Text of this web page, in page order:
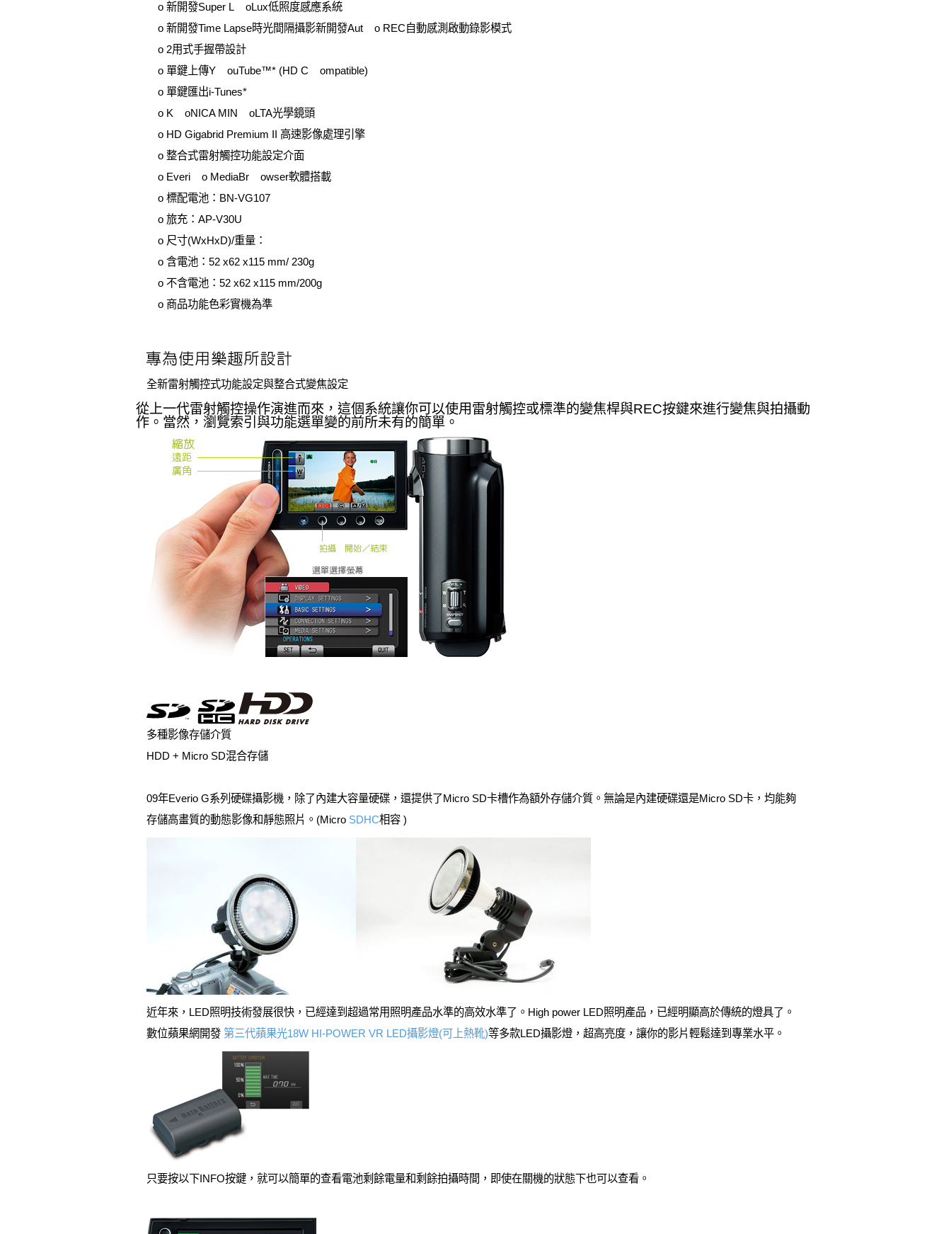
o 新開發Super L oLux低照度感應系統
o 新開發Time Lapse時光間隔攝影新開發Aut o REC自動感測啟動錄影模式
o 2用式手握帶設計
o 單鍵上傳Y ouTube™* (HD C ompatible)
o 單鍵匯出i-Tunes*
o K oNICA MIN oLTA光學鏡頭
o HD Gigabrid Premium II 高速影像處理引擎
o 整合式雷射觸控功能設定介面
o Everi o MediaBr owser軟體搭載
o 標配電池：BN-VG107
o 旅充：AP-V30U
o 尺寸(WxHxD)/重量：
o 含電池：52 x62 x115 mm/ 230g
o 不含電池：52 x62 x115 mm/200g
o 商品功能色彩實機為準
全新雷射觸控式功能設定與整合式變焦設定
從上一代雷射觸控操作演進而來，這個系統讓你可以使用雷射觸控或標準的變焦桿與REC按鍵來進行變焦與拍攝動
作。當然，瀏覽索引與功能選單變的前所未有的簡單。
多種影像存儲介質
HDD + Micro SD混合存儲
09年Everio G系列硬碟攝影機，除了內建大容量硬碟，還提供了Micro SD卡槽作為額外存儲介質。無論是內建硬碟還是Micro SD卡，均能夠
存儲高畫質的動態影像和靜態照片。(Micro SDHC相容 )
近年來，LED照明技術發展很快，已經達到超過常用照明產品水準的高效水準了。High power LED照明產品，已經明顯高於傳統的燈具了。
數位蘋果網開發 第三代蘋果光18W HI-POWER VR LED攝影燈(可上熱靴)等多款LED攝影燈，超高亮度，讓你的影片輕鬆達到專業水平。
只要按以下INFO按鍵，就可以簡單的查看電池剩餘電量和剩餘拍攝時間，即使在關機的狀態下也可以查看。